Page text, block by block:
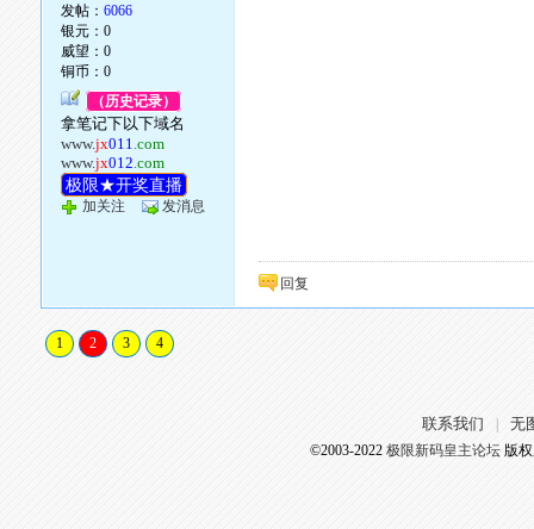
发帖：6066
银元：0
威望：0
铜币：0
（历史记录）
拿笔记下以下域名
www.jx011.com
www.jx012.com
极限★开奖直播
加关注 发消息
回复
1 2 3 4
联系我们 无
©2003-2022 极限新码皇主论坛版权